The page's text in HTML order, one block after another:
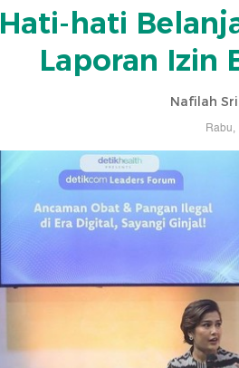
Hati-hati
Laporan Izin
Nafilah
Rabu,